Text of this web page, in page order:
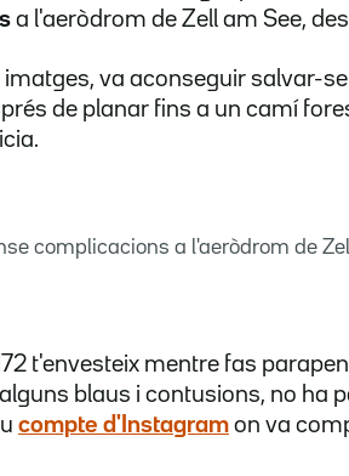
a l'aeròdrom de Zell am See,
va aconseguir salvar-se
de planar fins a un camí
complicacions a l'aeròdrom de
t'envesteix mentre fas
blaus i contusions, no ha
compte d'Instagram on va